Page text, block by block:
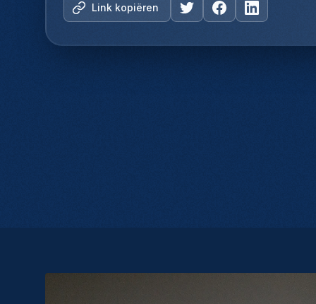
Link kopiëren